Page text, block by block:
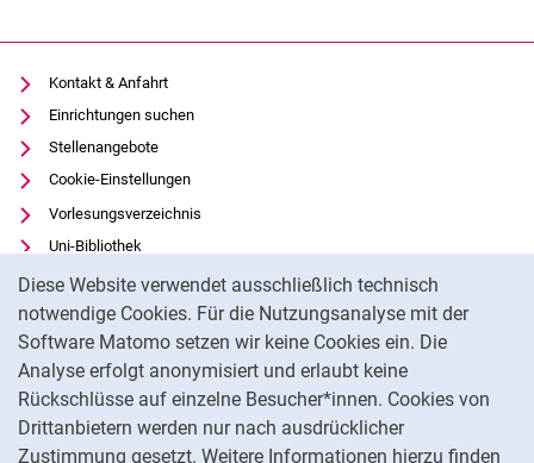
Diese Website verwendet ausschließlich technisch
notwendige Cookies. Für die Nutzungsanalyse mit der
Software Matomo setzen wir keine Cookies ein. Die
Analyse erfolgt anonymisiert und erlaubt keine
Rückschlüsse auf einzelne Besucher*innen. Cookies von
Drittanbietern werden nur nach ausdrücklicher
Zustimmung gesetzt. Weitere Informationen hierzu finden
Kontakt & Anfahrt
Einrichtungen suchen
Stellenangebote
Cookie-Einstellungen
Vorlesungsverzeichnis
Uni-Bibliothek
Moodle
Panopto
Datenschutz
Barrierefreiheit
Transparenter KI-Einsatz